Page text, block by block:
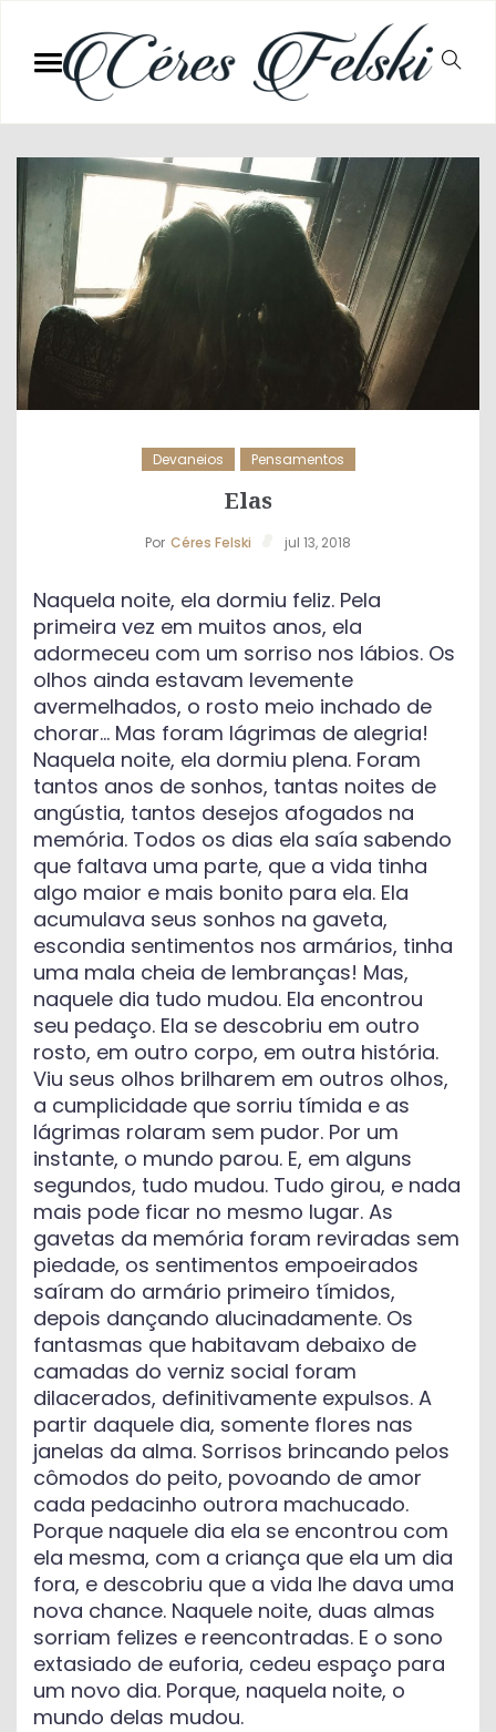
Devaneios Pensamentos
Elas
Por Céres Felski jul 13, 2018
Naquela noite, ela dormiu feliz. Pela
primeira vez em muitos anos, ela
adormeceu com um sorriso nos lábios. Os
olhos ainda estavam levemente
avermelhados, o rosto meio inchado de
chorar… Mas foram lágrimas de alegria!
Naquela noite, ela dormiu plena. Foram
tantos anos de sonhos, tantas noites de
angústia, tantos desejos afogados na
memória. Todos os dias ela saía sabendo
que faltava uma parte, que a vida tinha
algo maior e mais bonito para ela. Ela
acumulava seus sonhos na gaveta,
escondia sentimentos nos armários, tinha
uma mala cheia de lembranças! Mas,
naquele dia tudo mudou. Ela encontrou
seu pedaço. Ela se descobriu em outro
rosto, em outro corpo, em outra história.
Viu seus olhos brilharem em outros olhos,
a cumplicidade que sorriu tímida e as
lágrimas rolaram sem pudor. Por um
instante, o mundo parou. E, em alguns
segundos, tudo mudou. Tudo girou, e nada
mais pode ficar no mesmo lugar. As
gavetas da memória foram reviradas sem
piedade, os sentimentos empoeirados
saíram do armário primeiro tímidos,
depois dançando alucinadamente. Os
fantasmas que habitavam debaixo de
camadas do verniz social foram
dilacerados, definitivamente expulsos. A
partir daquele dia, somente flores nas
janelas da alma. Sorrisos brincando pelos
cômodos do peito, povoando de amor
cada pedacinho outrora machucado.
Porque naquele dia ela se encontrou com
ela mesma, com a criança que ela um dia
fora, e descobriu que a vida lhe dava uma
nova chance. Naquele noite, duas almas
sorriam felizes e reencontradas. E o sono
extasiado de euforia, cedeu espaço para
um novo dia. Porque, naquela noite, o
mundo delas mudou.